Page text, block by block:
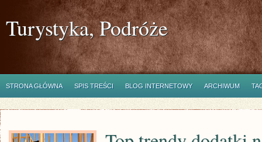
Turystyka, Podróże
STRONA GŁÓWNA SPIS TREŚCI BLOG INTERNETOWY ARCHIWUM